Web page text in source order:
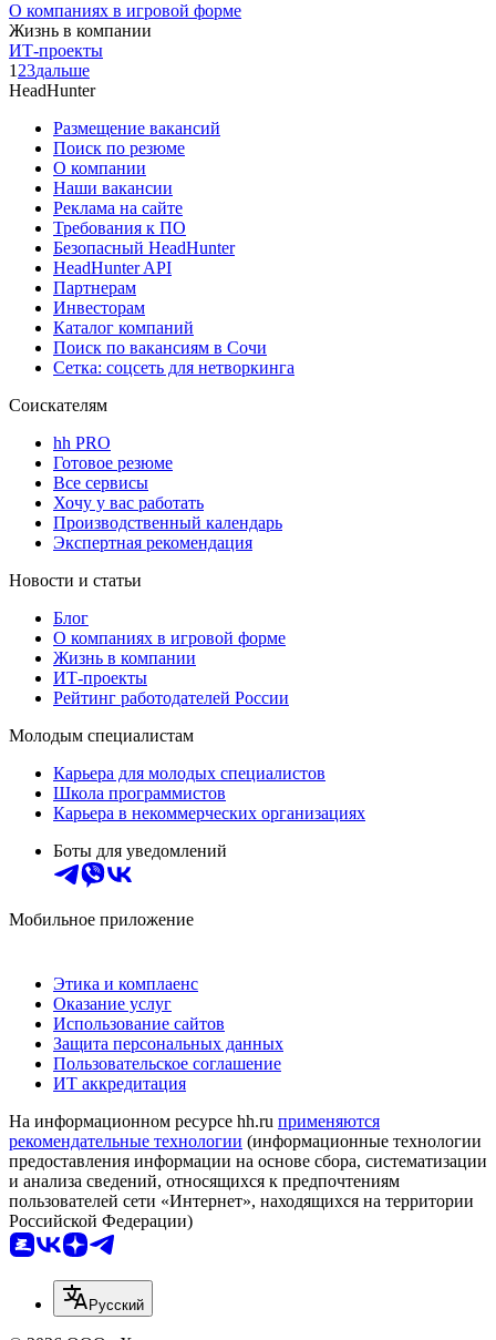
О компаниях в игровой форме
Жизнь в компании
ИТ-проекты
1 23дальше
HeadHunter
Размещение вакансий
Поиск по резюме
О компании
Наши вакансии
Реклама на сайте
Требования к ПО
Безопасный HeadHunter
HeadHunter API
Партнерам
Инвесторам
Каталог компаний
Поиск по вакансиям в Сочи
Сетка: соцсеть для нетворкинга
Соискателям
hh PRO
Готовое резюме
Все сервисы
Хочу у вас работать
Производственный календарь
Экспертная рекомендация
Новости и статьи
Блог
О компаниях в игровой форме
Жизнь в компании
ИТ-проекты
Рейтинг работодателей России
Молодым специалистам
Карьера для молодых специалистов
Школа программистов
Карьера в некоммерческих организациях
Боты для уведомлений
Мобильное приложение
Этика и комплаенс
Оказание услуг
Использование сайтов
Защита персональных данных
Пользовательское соглашение
ИТ аккредитация
На информационном ресурсе hh.ru применяются
рекомендательные технологии (информационные технологии
предоставления информации на основе сбора, систематизации
и анализа сведений, относящихся к предпочтениям
пользователей сети «Интернет», находящихся на территории
Российской Федерации)
Русский